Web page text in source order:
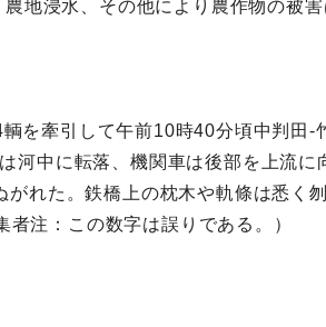
地浸水、その他により農作物の被
を牽引して午前10時40分頃中判田
河中に転落、機関車は後部を上流
れた。鉄橋上の枕木や軌條は悉く
注：この数字は誤りである。）